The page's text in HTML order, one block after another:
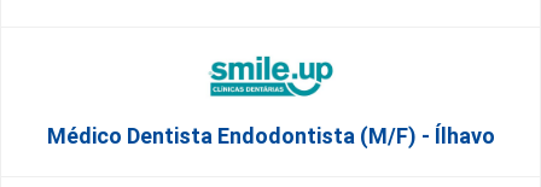
Médico Dentista Endodontista (M/F) - Ílhavo